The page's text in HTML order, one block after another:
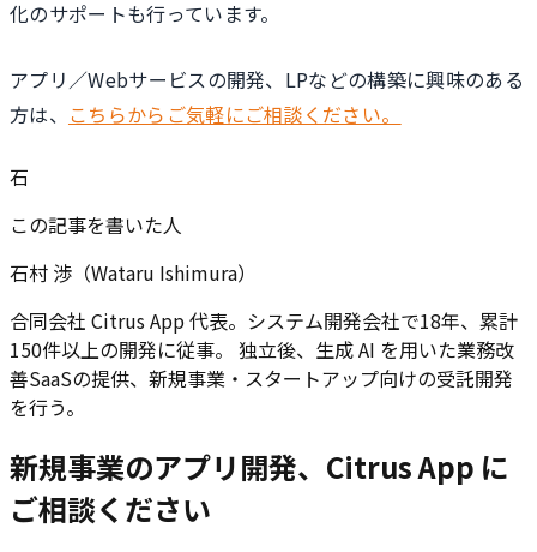
化のサポートも行っています。
アプリ／Webサービスの開発、LPなどの構築に興味のある
方は、 こちらからご気軽にご相談ください。
石
この記事を書いた人
石村 渉（Wataru Ishimura）
合同会社 Citrus App 代表。システム開発会社で18年、累計
150件以上の開発に従事。 独立後、生成 AI を用いた業務改
善SaaSの提供、新規事業・スタートアップ向けの受託開発
を行う。
新規事業のアプリ開発、Citrus App に
ご相談ください